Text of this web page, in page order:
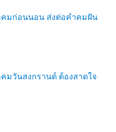
มก่อนนอน ส่งต่อคำคมฝัน
มวันสงกรานต์ ต้องสาดใจ